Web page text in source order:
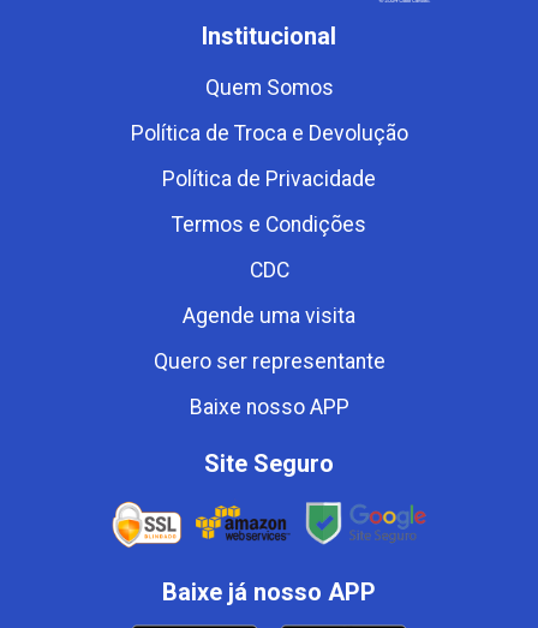
Institucional
Quem Somos
Política de Troca e Devolução
Política de Privacidade
Termos e Condições
CDC
Agende uma visita
Quero ser representante
Baixe nosso APP
Site Seguro
Baixe já nosso APP